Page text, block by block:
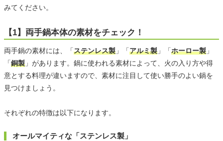
みてください。
【1】両手鍋本体の素材をチェック！
両手鍋の素材には、「ステンレス製 」「アルミ製 」「ホーロー製 」
「銅製 」があります。鍋に使われる素材によって、火の入り方や得
意とする料理が違いますので、素材に注目して使い勝手のよい鍋を
見つけましょう。
それぞれの特徴は以下になります。
オールマイティな「ステンレス製」